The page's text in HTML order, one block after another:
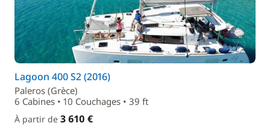
Lagoon 400 S2 (2016)
Paleros (Grèce)
6 Cabines • 10 Couchages • 39 ft
À partir de 3 610 €